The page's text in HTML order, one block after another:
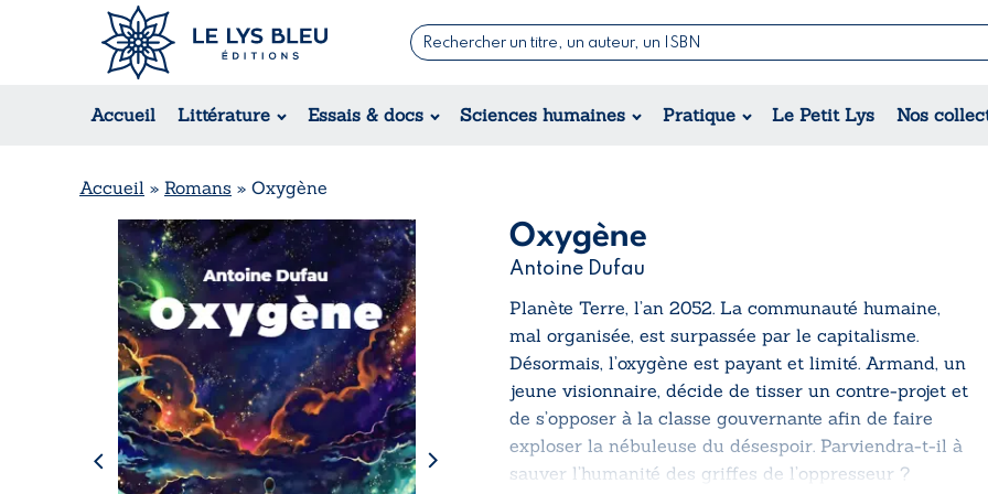
Accueil Littérature Essais & docs Sciences humaines Pratique Le Petit Lys Nos
Romans
Suspense / Thriller / Policier
Romance
Jeunesse
Théâtre
Accueil » Romans » Oxygène
Oxygène
Antoine Dufau
Planète Terre, l’an 2052. La communauté humaine,
mal organisée, est surpassée par le capitalisme.
Désormais, l’oxygène est payant et limité. Armand, un
jeune visionnaire, décide de tisser un contre-projet et
de s’opposer à la classe gouvernante afin de faire
exploser la nébuleuse du désespoir. Parviendra-t-il à
sauver l’humanité des griffes de l’oppresseur ?